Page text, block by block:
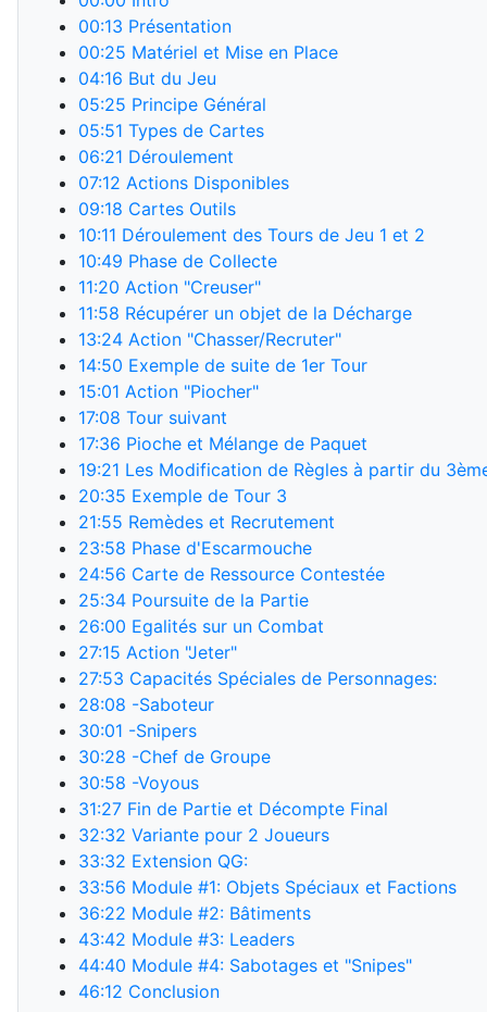
00:13 Présentation
00:25 Matériel et Mise en Place
04:16 But du Jeu
05:25 Principe Général
05:51 Types de Cartes
06:21 Déroulement
07:12 Actions Disponibles
09:18 Cartes Outils
10:11 Déroulement des Tours de Jeu 1 et 2
10:49 Phase de Collecte
11:20 Action "Creuser"
11:58 Récupérer un objet de la Décharge
13:24 Action "Chasser/Recruter"
14:50 Exemple de suite de 1er Tour
15:01 Action "Piocher"
17:08 Tour suivant
17:36 Pioche et Mélange de Paquet
19:21 Les Modification de Règles à partir du
20:35 Exemple de Tour 3
21:55 Remèdes et Recrutement
23:58 Phase d'Escarmouche
24:56 Carte de Ressource Contestée
25:34 Poursuite de la Partie
26:00 Egalités sur un Combat
27:15 Action "Jeter"
27:53 Capacités Spéciales de Personnages:
28:08 -Saboteur
30:01 -Snipers
30:28 -Chef de Groupe
30:58 -Voyous
31:27 Fin de Partie et Décompte Final
32:32 Variante pour 2 Joueurs
33:32 Extension QG:
33:56 Module #1: Objets Spéciaux et Factions
36:22 Module #2: Bâtiments
43:42 Module #3: Leaders
44:40 Module #4: Sabotages et "Snipes"
46:12 Conclusion